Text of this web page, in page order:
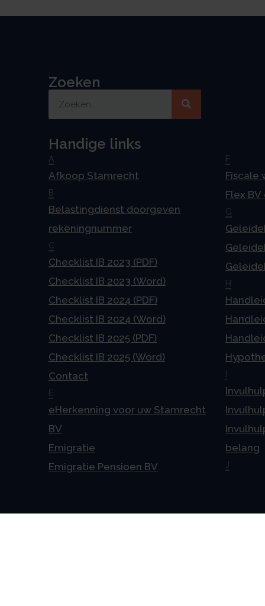
Zoeken
Handige links
A
Afkoop Stamrecht
B
Belastingdienst doorgeven
rekeningnummer
C
Checklist IB 2023 (PDF)
Checklist IB 2023 (Word)
Checklist IB 2024 (PDF)
Checklist IB 2024 (Word)
Checklist IB 2025 (PDF)
Checklist IB 2025 (Word)
Contact
E
eHerkenning voor uw Stamrecht
BV
Emigratie
Emigratie Pensioen BV
F
Fiscale
Flex
G
H
I
belang
J